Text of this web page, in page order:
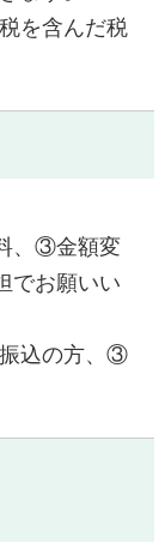
を含んだ税
、③金額変
でお願いい
込の方、③